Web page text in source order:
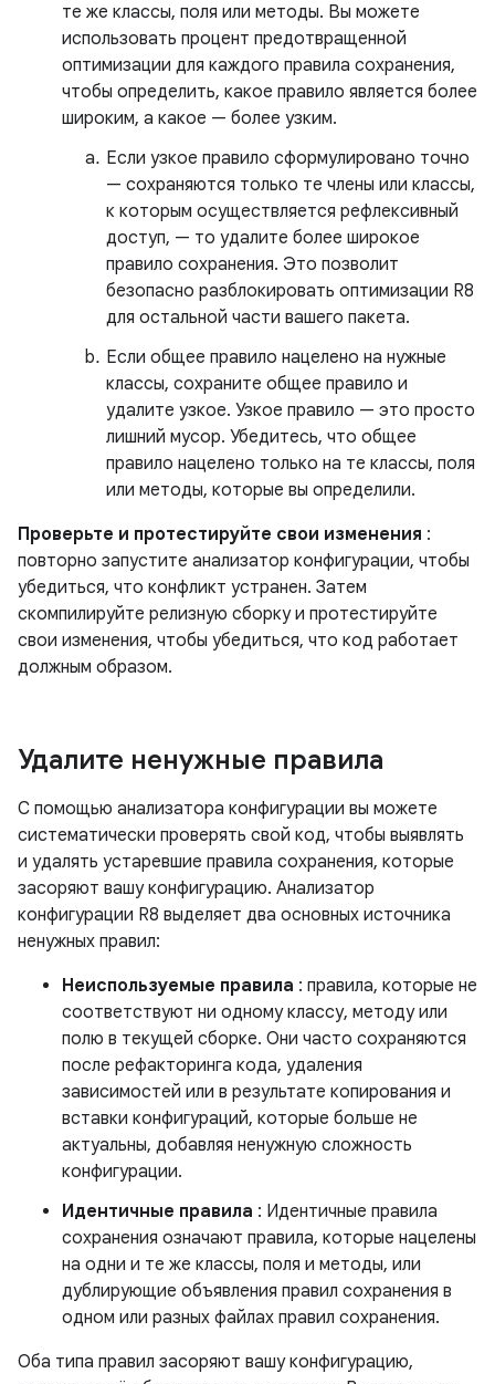
те же классы, поля или методы. Вы можете
использовать процент предотвращенной
оптимизации для каждого правила сохранения,
чтобы определить, какое правило является более
широким, а какое — более узким.
Если узкое правило сформулировано точно
— сохраняются только те члены или классы,
к которым осуществляется рефлексивный
доступ, — то удалите более широкое
правило сохранения. Это позволит
безопасно разблокировать оптимизации R8
для остальной части вашего пакета.
Если общее правило нацелено на нужные
классы, сохраните общее правило и
удалите узкое. Узкое правило — это просто
лишний мусор. Убедитесь, что общее
правило нацелено только на те классы, поля
или методы, которые вы определили.
Проверьте и протестируйте свои изменения :
повторно запустите анализатор конфигурации, чтобы
убедиться, что конфликт устранен. Затем
скомпилируйте релизную сборку и протестируйте
свои изменения, чтобы убедиться, что код работает
должным образом.
Удалите ненужные правила
С помощью анализатора конфигурации вы можете
систематически проверять свой код, чтобы выявлять
и удалять устаревшие правила сохранения, которые
засоряют вашу конфигурацию. Анализатор
конфигурации R8 выделяет два основных источника
ненужных правил:
Неиспользуемые правила : правила, которые не
соответствуют ни одному классу, методу или
полю в текущей сборке. Они часто сохраняются
после рефакторинга кода, удаления
зависимостей или в результате копирования и
вставки конфигураций, которые больше не
актуальны, добавляя ненужную сложность
конфигурации.
Идентичные правила : Идентичные правила
сохранения означают правила, которые нацелены
на одни и те же классы, поля и методы, или
дублирующие объявления правил сохранения в
одном или разных файлах правил сохранения.
Оба типа правил засоряют вашу конфигурацию,